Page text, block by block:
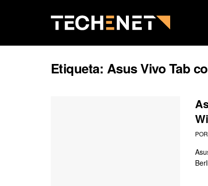
Etiqueta: Asus Vivo Tab
POR